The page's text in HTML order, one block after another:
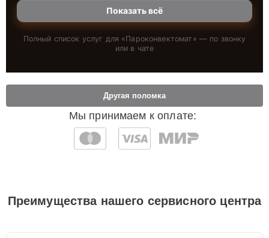
Показать всё
Полный список услуг для «Пароконвектомат » — по звонку
или в чате
Мы принимаем к оплате:
Другая поломка
Преимущества нашего сервисного центра